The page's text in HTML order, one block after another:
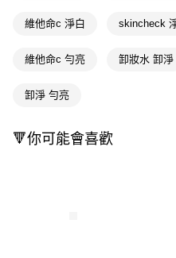
相關說明
便利好安心！
２．便利：只要手機號碼，簡訊認證
【「AFTEE先享後付」結帳流程】
每筆NT$65，滿NT$390(含以上)
維他命c 淨白 skincheck
維他命c 勻亮 卸妝水 卸淨
卸淨 勻亮
🔻你可能會喜歡